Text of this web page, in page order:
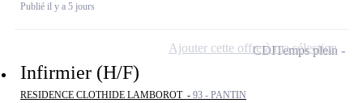
Publié il y a 5 jours
Infirmier (H/F)
RESIDENCE CLOTHIDE LAMBOROT - 93 - PANTIN
CDITemps plein
Ajouter cette offre à ma sélection